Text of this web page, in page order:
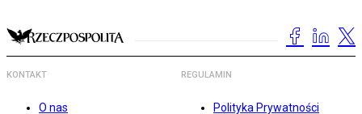
KONTAKT
O nas
REGULAMIN
Polityka Prywatności